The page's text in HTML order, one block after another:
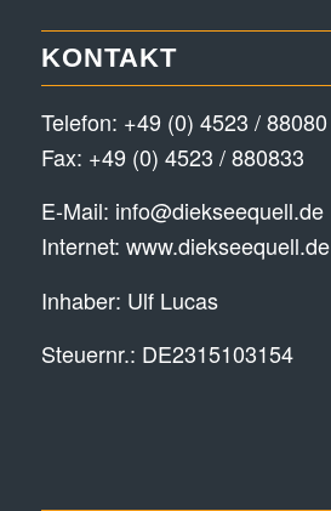
KONTAKT
Telefon: +49 (0) 4523 / 88080
Fax: +49 (0) 4523 / 880833
E-Mail: info@diekseequell.de
Internet: www.diekseequell.de
Inhaber: Ulf Lucas
Steuernr.: DE2315103154